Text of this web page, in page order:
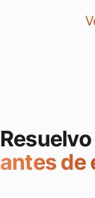
antes de